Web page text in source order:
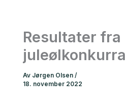
Resultater fra
Av Jørgen Olsen /
18. november 2022